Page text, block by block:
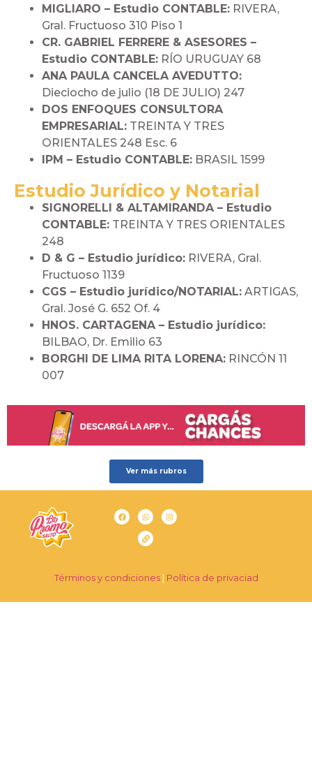
MIGLIARO – Estudio CONTABLE: RIVERA,
Gral. Fructuoso 310 Piso 1
CR. GABRIEL FERRERE & ASESORES –
Estudio CONTABLE: RÍO URUGUAY 68
ANA PAULA CANCELA AVEDUTTO:
Dieciocho de julio (18 DE JULIO) 247
DOS ENFOQUES CONSULTORA
EMPRESARIAL: TREINTA Y TRES
ORIENTALES 248 Esc. 6
IPM – Estudio CONTABLE: BRASIL 1599
Estudio Jurídico y Notarial
SIGNORELLI & ALTAMIRANDA – Estudio
CONTABLE: TREINTA Y TRES ORIENTALES
248
D & G – Estudio jurídico: RIVERA, Gral.
Fructuoso 1139
CGS – Estudio jurídico/NOTARIAL: ARTIGAS,
Gral. José G. 652 Of. 4
HNOS. CARTAGENA – Estudio jurídico:
BILBAO, Dr. Emilio 63
BORGHI DE LIMA RITA LORENA: RINCÓN 11
007
Ver más rubros
Términos y condiciones| Política de privaciad